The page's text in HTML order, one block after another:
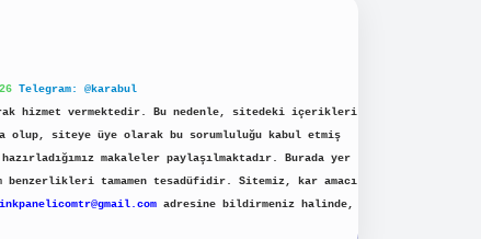
Telegram: @karabul
hizmet vermektedir. Bu nedenle, sitedeki içerikleri
olup, siteye üye olarak bu sorumluluğu kabul etmiş
makaleler paylaşılmaktadır. Burada yer
tamamen tesadüfidir. Sitemiz, kar amacı
adresine bildirmeniz halinde,